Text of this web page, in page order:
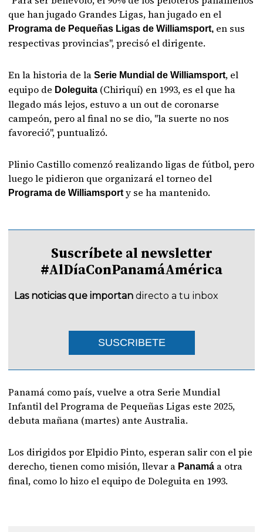
que han jugado Grandes Ligas, han jugado en el
Programa de Pequeñas Ligas de Williamsport, en sus
respectivas provincias", precisó el dirigente.
En la historia de laSerie Mundial de Williamsport, el
equipo de Doleguita (Chiriquí) en 1993, es el que ha
llegado más lejos, estuvo a un out de coronarse
campeón, pero al final no se dio, "la suerte no nos
favoreció", puntualizó.
Plinio Castillo comenzó realizando ligas de fútbol, pero
luego le pidieron que organizará el torneo del
Programa de Williamsporty se ha mantenido.
Suscríbete al newsletter
#AlDíaConPanamáAmérica
Las noticias que importan directo a tu inbox
SUSCRIBETE
Panamá como país, vuelve a otra Serie Mundial
Infantil del Programa de Pequeñas Ligas este 2025,
debuta mañana (martes) ante Australia.
Los dirigidos por Elpidio Pinto, esperan salir con el pie
derecho, tienen como misión, llevar a Panamá a otra
final, como lo hizo el equipo de Doleguita en 1993.